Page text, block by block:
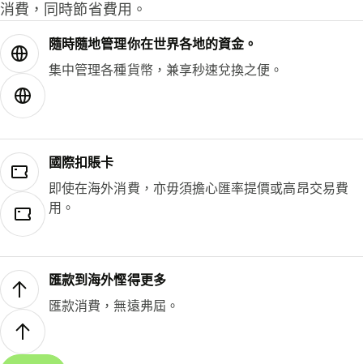
消費，同時節省費用。
隨時隨地管理你在世界各地的資金。
集中管理各種貨幣，兼享秒速兌換之便。
國際扣賬卡
即使在海外消費，亦毋須擔心匯率提價或高昂交易費
用。
匯款到海外慳得更多
匯款消費，無遠弗屆。